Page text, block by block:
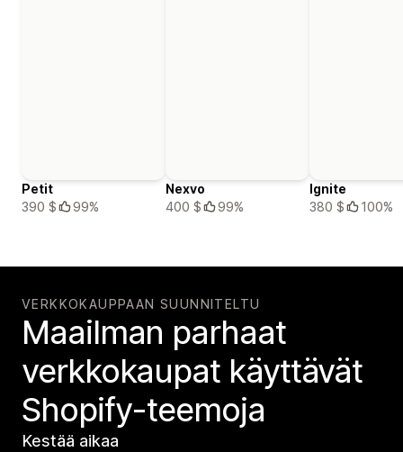
Petit
390 $
99%
Nexvo
400 $
99%
Ignite
380 $
100%
VERKKOKAUPPAAN SUUNNITELTU
Maailman parhaat
verkko­kaupat käyttävät
Shopify-teemoja
Kestää aikaa